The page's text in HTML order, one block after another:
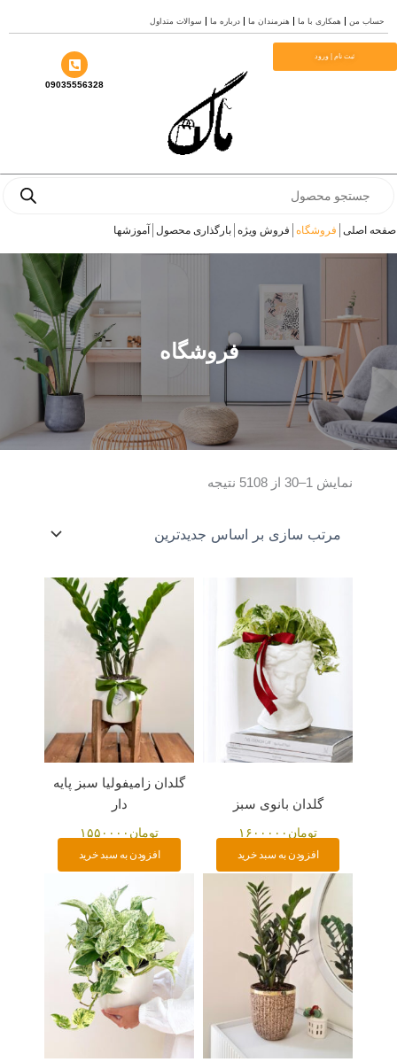
به
حساب من همکاری با ما هنرمندان ما درباره ما سوالات متداول
ثبت نام | ورود
09035556328
search
صفحه اصلی فروشگاه فروش ویژه بارگذاری محصول آموزشها
فروشگاه
نمایش 1–30 از 5108 نتیجه
گلدان بانوی سبز
تومان ۱۶۰۰۰۰۰
افزودن به سبد خرید
گلدان زامیفولیا سبز پایه
دار
تومان ۱۵۵۰۰۰۰
افزودن به سبد خرید